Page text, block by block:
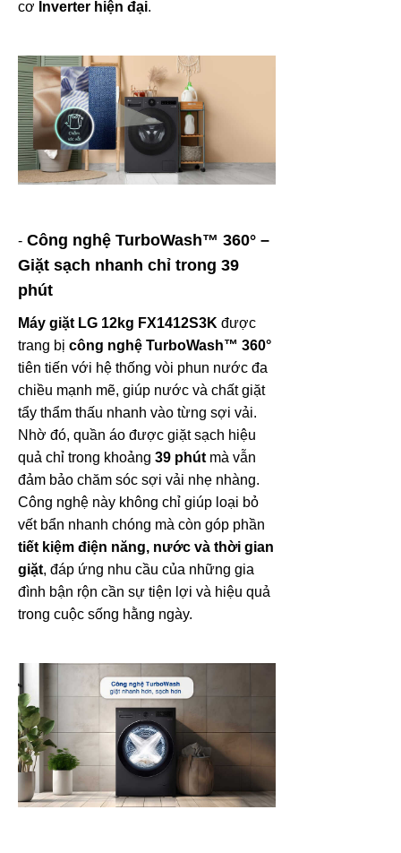
cơ Inverter hiện đại.
- Công nghệ TurboWash™ 360° –
Giặt sạch nhanh chỉ trong 39
phút
Máy giặt LG 12kg FX1412S3K được
trang bị công nghệ TurboWash™ 360°
tiên tiến với hệ thống vòi phun nước đa
chiều mạnh mẽ, giúp nước và chất giặt
tẩy thẩm thấu nhanh vào từng sợi vải.
Nhờ đó, quần áo được giặt sạch hiệu
quả chỉ trong khoảng 39 phút mà vẫn
đảm bảo chăm sóc sợi vải nhẹ nhàng.
Công nghệ này không chỉ giúp loại bỏ
vết bẩn nhanh chóng mà còn góp phần
tiết kiệm điện năng, nước và thời gian
giặt, đáp ứng nhu cầu của những gia
đình bận rộn cần sự tiện lợi và hiệu quả
trong cuộc sống hằng ngày.